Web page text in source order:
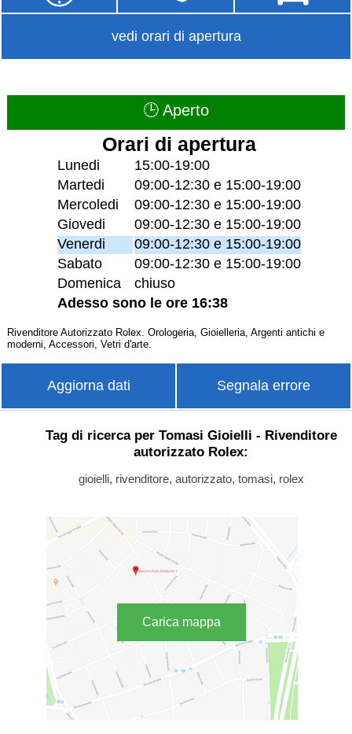
vedi orari di apertura
🕒 Aperto
Orari di apertura
Lunedi
15:00-19:00
Martedi
09:00-12:30 e 15:00-19:00
Mercoledi
09:00-12:30 e 15:00-19:00
Giovedi
09:00-12:30 e 15:00-19:00
Venerdi
09:00-12:30 e 15:00-19:00
Sabato
09:00-12:30 e 15:00-19:00
Domenica
chiuso
Adesso sono le ore 16:38
Rivenditore Autorizzato Rolex. Orologeria, Gioielleria, Argenti antichi e
moderni, Accessori, Vetri d'arte.
Aggiorna dati Segnala errore
Tag di ricerca per Tomasi Gioielli - Rivenditore
autorizzato Rolex:
gioielli, rivenditore, autorizzato, tomasi, rolex
Carica mappa